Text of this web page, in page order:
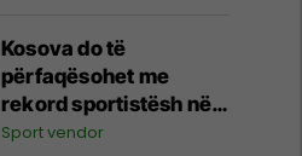
Kosova do të
përfaqësohet me
rekord sportistësh në
Lojërat Mesdhetare
Sport vendor